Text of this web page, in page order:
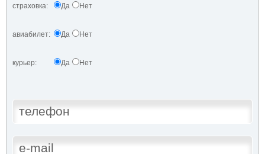
страховка: Да Нет
авиабилет: Да Нет
курьер: Да Нет